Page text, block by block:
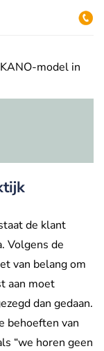
model in
de klant
Volgens de
van belang om
aan moet
dan gedaan.
behoeften van
“we horen geen